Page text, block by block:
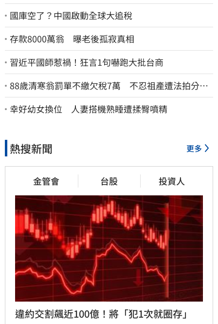
國庫空了？中國啟動全球大追稅
存款8000萬翁 曝老後孤寂真相
習近平國師惹禍！狂言1句嚇跑大批台商
88歲清寒翁罰單不繳欠稅7萬 不忍祖產遭法拍分
割 家族按月代繳償債
幸好幼女換位 人妻搭機熟睡遭揉臀噴精
熱搜新聞 更多
金管會 台股 投資人
違約交割飆近100億！將「犯1次就圈存」